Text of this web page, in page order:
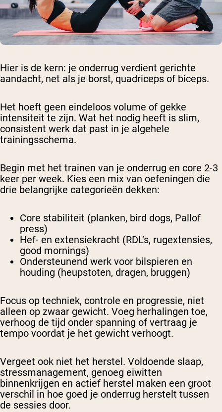
Hier is de kern: je onderrug verdient gerichte
aandacht, net als je borst, quadriceps of biceps.
Het hoeft geen eindeloos volume of gekke
intensiteit te zijn. Wat het nodig heeft is slim,
consistent werk dat past in je algehele
trainingsschema.
Begin met het trainen van je onderrug en core 2-3
keer per week. Kies een mix van oefeningen die
drie belangrijke categorieën dekken:
Core stabiliteit (planken, bird dogs, Pallof
press)
Hef- en extensiekracht (RDL’s, rugextensies,
good mornings)
Ondersteunend werk voor bilspieren en
houding (heupstoten, dragen, bruggen)
Focus op techniek, controle en progressie, niet
alleen op zwaar gewicht. Voeg herhalingen toe,
verhoog de tijd onder spanning of vertraag je
tempo voordat je het gewicht verhoogt.
Vergeet ook niet het herstel. Voldoende slaap,
stressmanagement, genoeg eiwitten
binnenkrijgen en actief herstel maken een groot
verschil in hoe goed je onderrug herstelt tussen
de sessies door.